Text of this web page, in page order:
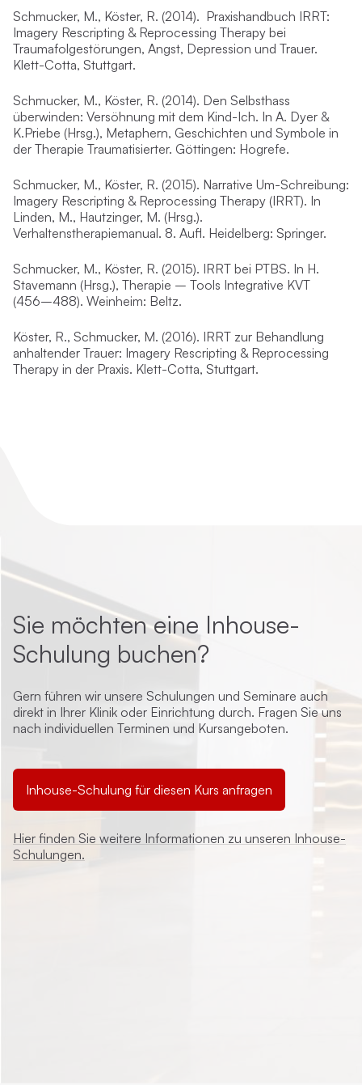
Schmucker, M., Köster, R. (2014). Praxishandbuch IRRT:
Imagery Rescripting & Reprocessing Therapy bei
Traumafolgestörungen, Angst, Depression und Trauer.
Klett-Cotta, Stuttgart.
Schmucker, M., Köster, R. (2014). Den Selbsthass
überwinden: Versöhnung mit dem Kind-Ich. In A. Dyer &
K.Priebe (Hrsg.), Metaphern, Geschichten und Symbole in
der Therapie Traumatisierter. Göttingen: Hogrefe.
Schmucker, M., Köster, R. (2015). Narrative Um-Schreibung:
Imagery Rescripting & Reprocessing Therapy (IRRT). In
Linden, M., Hautzinger, M. (Hrsg.).
Verhaltenstherapiemanual. 8. Aufl. Heidelberg: Springer.
Schmucker, M., Köster, R. (2015). IRRT bei PTBS. In H.
Stavemann (Hrsg.), Therapie – Tools Integrative KVT
(456–488). Weinheim: Beltz.
Köster, R., Schmucker, M. (2016). IRRT zur Behandlung
anhaltender Trauer: Imagery Rescripting & Reprocessing
Therapy in der Praxis. Klett-Cotta, Stuttgart.
Sie möchten eine Inhouse-
Schulung buchen?
Gern führen wir unsere Schulungen und Seminare auch
direkt in Ihrer Klinik oder Einrichtung durch. Fragen Sie uns
nach individuellen Terminen und Kursangeboten.
Inhouse-Schulung für diesen Kurs anfragen
Hier finden Sie weitere Informationen zu unseren Inhouse-
Schulungen.